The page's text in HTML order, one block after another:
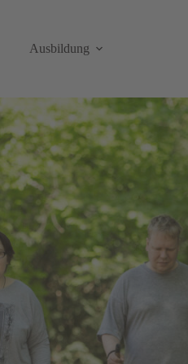
Ausbildung